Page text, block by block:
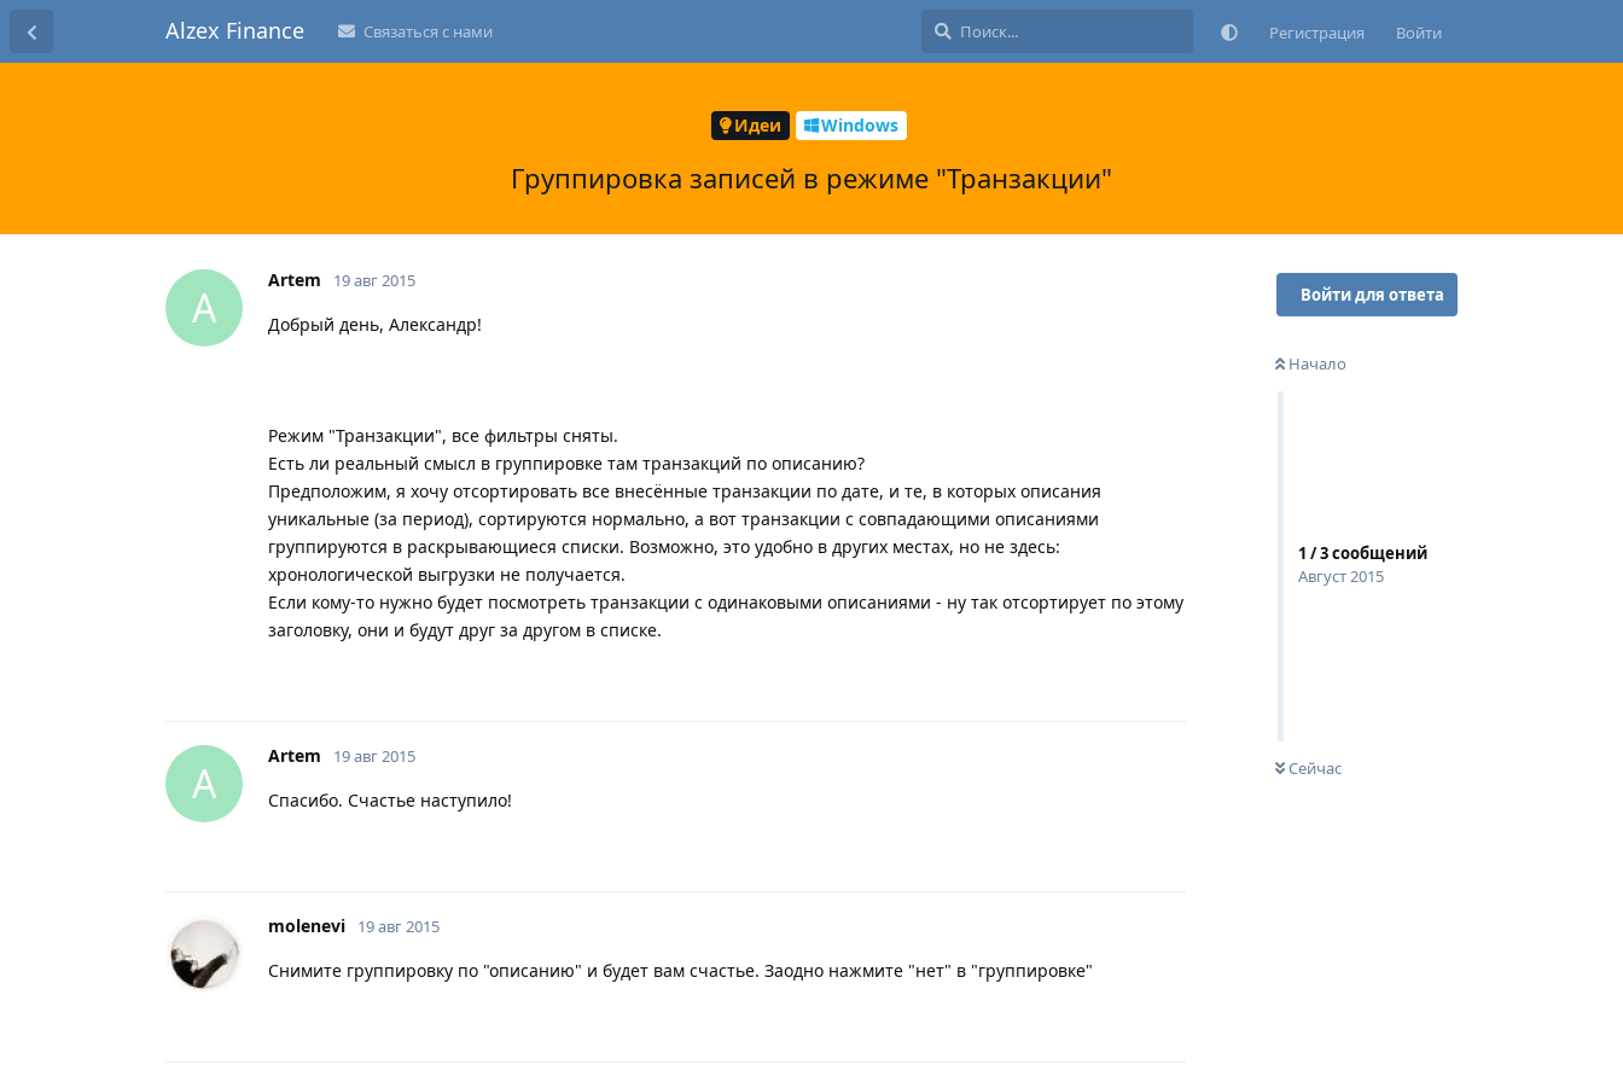
Alzex Finance Связаться с нами Регистрация Войти
Идеи Windows
Группировка записей в режиме "Транзакции"
Войти для ответа
Начало
1 /3сообщений
Август 2015
Сейчас
A
Artem 19 авг 2015
Добрый день, Александр!
Режим "Транзакции", все фильтры сняты.
Есть ли реальный смысл в группировке там транзакций по описанию?
Предположим, я хочу отсортировать все внесённые транзакции по дате, и те, в которых описания
уникальные (за период), сортируются нормально, а вот транзакции с совпадающими описаниями
группируются в раскрывающиеся списки. Возможно, это удобно в других местах, но не здесь:
хронологической выгрузки не получается.
Если кому-то нужно будет посмотреть транзакции с одинаковыми описаниями - ну так отсортирует по этому
заголовку, они и будут друг за другом в списке.
A
Artem 19 авг 2015
Спасибо. Счастье наступило!
molenevi 19 авг 2015
Снимите группировку по "описанию" и будет вам счастье. Заодно нажмите "нет" в "группировке"